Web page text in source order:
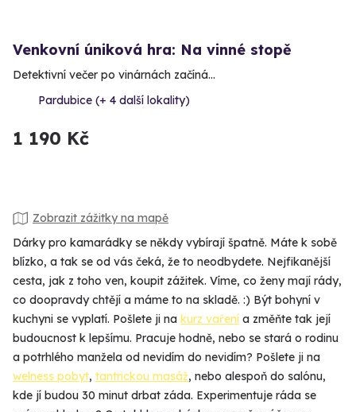
Venkovní úniková hra: Na vinné stopě
Detektivní večer po vinárnách začíná…
Pardubice (+ 4 další lokality)
1 190 Kč
Zobrazit zážitky na mapě
Dárky pro kamarádky se někdy vybírají špatně. Máte k sobě
blízko, a tak se od vás čeká, že to neodbydete. Nejfikanější
cesta, jak z toho ven, koupit zážitek. Víme, co ženy mají rády,
co doopravdy chtějí a máme to na skladě. :) Být bohyní v
kuchyni se vyplatí. Pošlete ji na kurz vaření a změňte tak její
budoucnost k lepšímu. Pracuje hodně, nebo se stará o rodinu
a potrhlého manžela od nevidím do nevidím? Pošlete ji na
welness pobyt, tantrickou masáž, nebo alespoň do salónu,
kde jí budou 30 minut drbat záda. Experimentuje ráda se